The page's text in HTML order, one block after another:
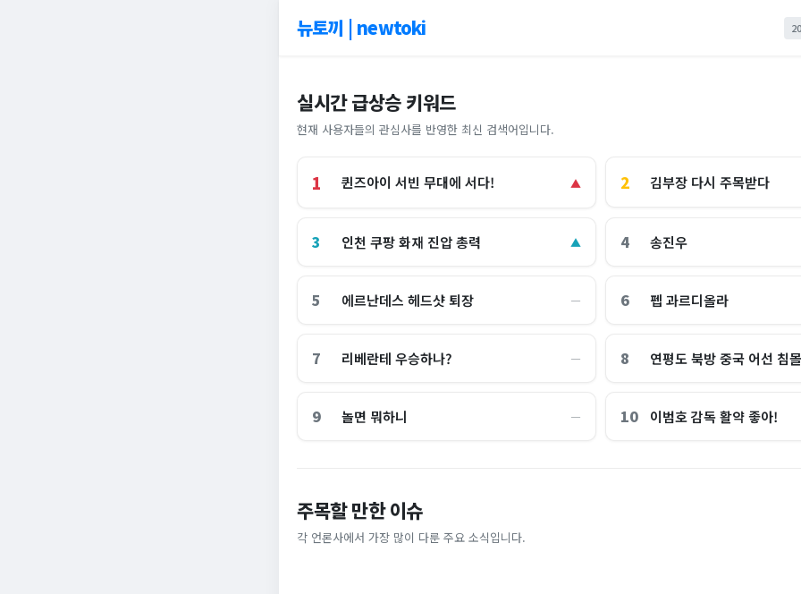
뉴토끼 | newtoki
실시간 급상승 키워드
현재 사용자들의 관심사를 반영한 최신 검색어입니다.
1 퀸즈아이 서빈 무대에 서다! ▲ 2 김부장 다시 주목받다
3 인천 쿠팡 화재 진압 총력 ▲ 4 송진우
5 에르난데스 헤드샷 퇴장 ― 6 펩 과르디올라
7 리베란테 우승하나? ― 8 연평도 북방 중국 어선 침몰
9 놀면 뭐하니 ― 10 이범호 감독 활약 좋아!
주목할 만한 이슈
각 언론사에서 가장 많이 다룬 주요 소식입니다.
홈플러스, 2000억원으로 '시간'을 샀다
비즈워치
[날씨] 오늘 밤 또 내린다...내륙 중심 최대 150mm